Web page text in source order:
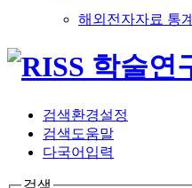
해외전자자료 통계
검색환경설정
검색도움말
다국어입력
검색